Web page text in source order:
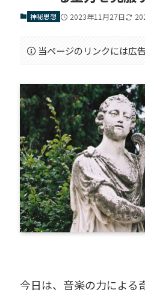
神秘思想 2023年11月27日
当ページのリンクには広
今日は、音楽の力による